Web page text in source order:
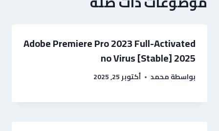
Adobe Premiere Pro 2023 Full-Activated
no Virus [Stable] 2025
بواسطةمحمد أكتوبر 25, 2025